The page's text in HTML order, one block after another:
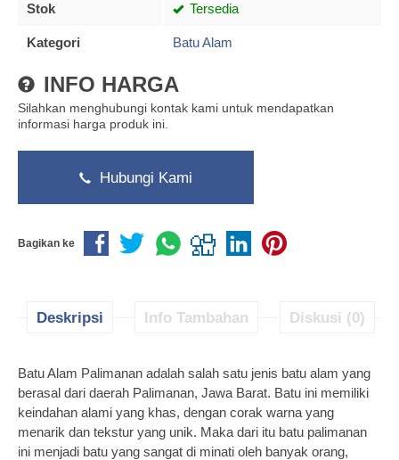
Stok Tersedia
Kategori Batu Alam
INFO HARGA
Silahkan menghubungi kontak kami untuk mendapatkan
informasi harga produk ini.
Hubungi Kami
Bagikan ke
Deskripsi Info Tambahan Diskusi (0)
Batu Alam Palimanan adalah salah satu jenis batu alam yang
berasal dari daerah Palimanan, Jawa Barat. Batu ini memiliki
keindahan alami yang khas, dengan corak warna yang
menarik dan tekstur yang unik. Maka dari itu batu palimanan
ini menjadi batu yang sangat di minati oleh banyak orang,